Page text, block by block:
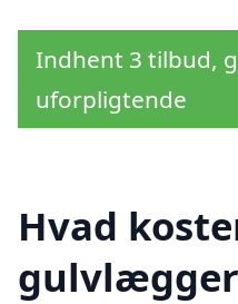
Indhent 3 tilbud,
uforpligtende
Hvad
gulvlægger